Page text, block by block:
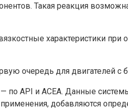
Такая реакция
характеристики
очередь для двигателей с
API и ACEA. Данные
добавляются